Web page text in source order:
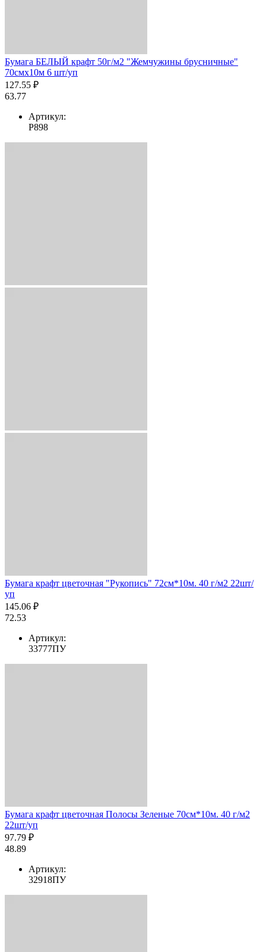
Бумага БЕЛЫЙ крафт 50г/м2 "Жемчужины брусничные"
70смх10м 6 шт/уп
127.55 ₽
63.77
Артикул:
Р898
Бумага крафт цветочная "Рукопись" 72см*10м. 40 г/м2 22шт/
уп
145.06 ₽
72.53
Артикул:
33777ПУ
Бумага крафт цветочная Полосы Зеленые 70см*10м. 40 г/м2
22шт/уп
97.79 ₽
48.89
Артикул:
32918ПУ